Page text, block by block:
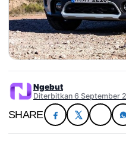
Ngebut
Diterbitkan 6 September
SHARE